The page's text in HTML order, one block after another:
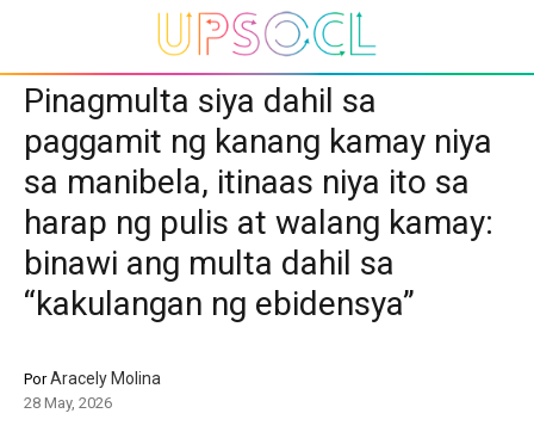
Pinagmulta siya dahil sa
paggamit ng kanang kamay niya
sa manibela, itinaas niya ito sa
harap ng pulis at walang kamay:
binawi ang multa dahil sa
“kakulangan ng ebidensya”
PorAracely Molina
28 May, 2026